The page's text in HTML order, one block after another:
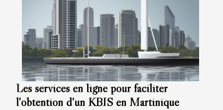
Les services en ligne pour faciliter
l'obtention d'un KBIS en Martinique